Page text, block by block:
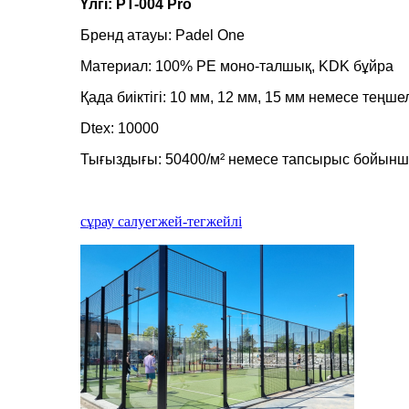
Үлгі: PT-004 Pro
Бренд атауы: Padel One
Материал: 100% PE моно-талшық, KDK бұйра
Қада биіктігі: 10 мм, 12 мм, 15 мм немесе
Dtex: 10000
Тығыздығы: 50400/м² немесе тапсырыс
сұрау салуегжей-тегжейлі